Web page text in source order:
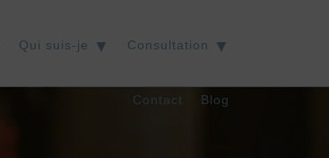
Qui suis-je Consultation
Contact Blog